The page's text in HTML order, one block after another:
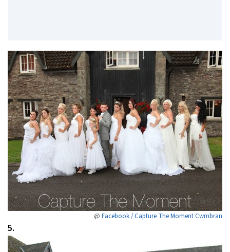
@ Facebook / Capture The Moment Cwmbran
5.